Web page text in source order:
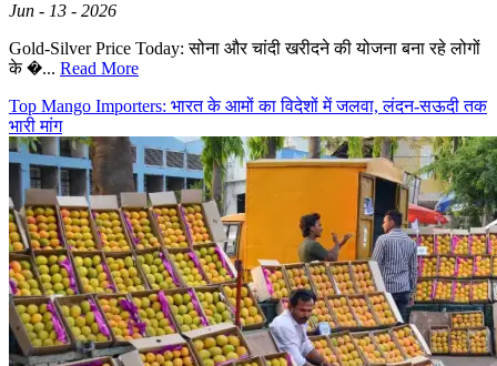
Jun - 13 - 2026
Gold-Silver Price Today: सोना और चांदी खरीदने की योजना बना रहे लोगों
के �... Read More
Top Mango Importers: भारत के आमों का विदेशों में जलवा, लंदन-सऊदी तक
भारी मांग